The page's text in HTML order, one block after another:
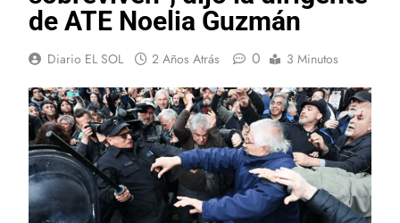
de ATE Noelia Guzmán
Diario EL SOL 2 Años Atrás 0 3 Minutos